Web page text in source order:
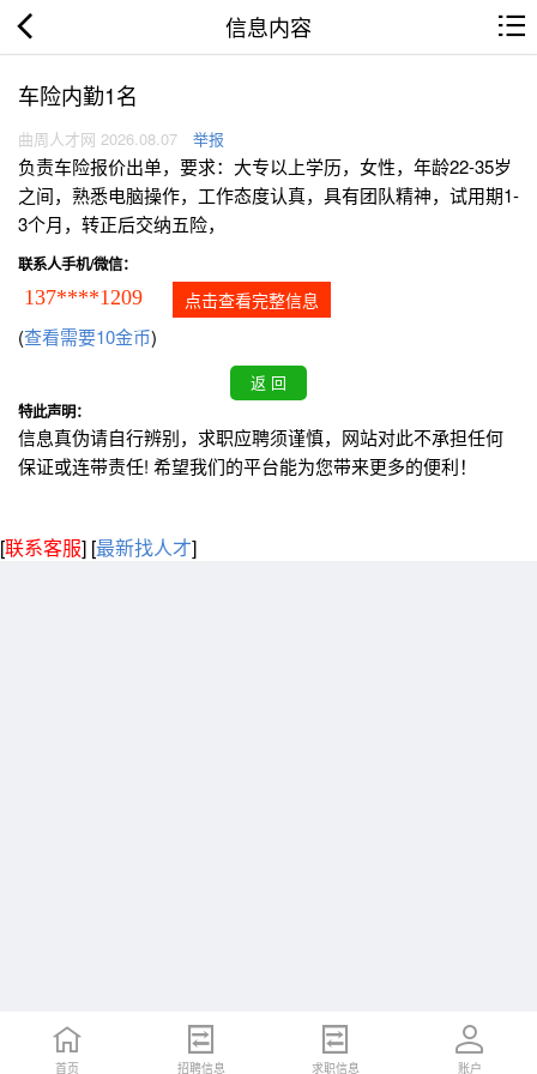
信息内容
车险内勤1名
曲周人才网 2026.08.07 举报
负责车险报价出单，要求：大专以上学历，女性，年龄22-35岁
之间，熟悉电脑操作，工作态度认真，具有团队精神，试用期1-
3个月，转正后交纳五险，
联系人手机/微信：
137****1209 点击查看完整信息
(查看需要10金币)
特此声明：
信息真伪请自行辨别，求职应聘须谨慎，网站对此不承担任何
保证或连带责任! 希望我们的平台能为您带来更多的便利！
[联系客服] [最新找人才]
首页 招聘信息 求职信息 账户